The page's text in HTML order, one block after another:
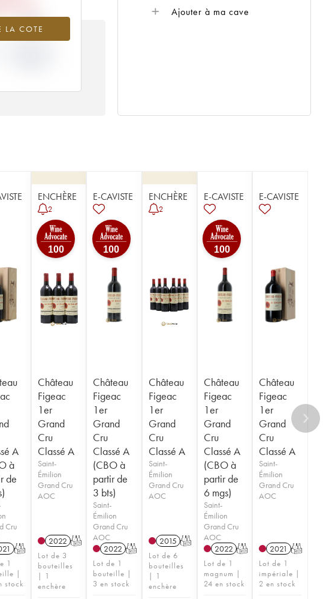
LA COTE
-20%
Ajouter à ma cave
A
à
de
Cru
T
1
|
stock
ENCHÈRE
2
100
Château
Figeac
1er
Grand
Cru
Classé A
Saint-
Émilion
Grand Cru
AOC
2022 T
Lot de 3
bouteilles
| 1
enchère
E-CAVISTE
100
Château
Figeac
1er
Grand
Cru
Classé A
(CBO à
partir de
3 bts)
Saint-
Émilion
Grand Cru
AOC
2022 T
Lot de 1
bouteille |
3 en stock
ENCHÈRE
2
Château
Figeac
1er
Grand
Cru
Classé A
Saint-
Émilion
Grand Cru
AOC
2015 T
Lot de 6
bouteilles
| 1
enchère
E-CAVISTE
100
Château
Figeac
1er
Grand
Cru
Classé A
(CBO à
partir de
6 mgs)
Saint-
Émilion
Grand Cru
AOC
2022 T
Lot de 1
magnum |
24 en stock
E-CAVISTE
Château
Figeac
1er
Grand
Cru
Classé A
Saint-
Émilion
Grand Cru
AOC
2021 T
Lot de 1
impériale |
2 en stock